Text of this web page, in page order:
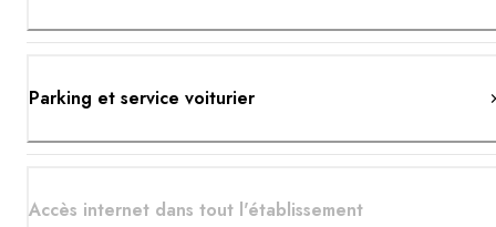
Parking et service voiturier
Accès internet dans tout l'établissement